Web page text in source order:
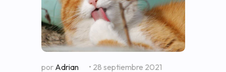
por Adrian • 28 septiembre 2021